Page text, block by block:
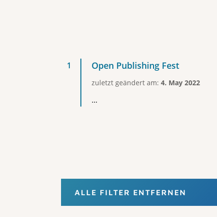
Open Publishing Fest
zuletzt geändert am: 4. May 2022
...
ALLE FILTER ENTFERNEN